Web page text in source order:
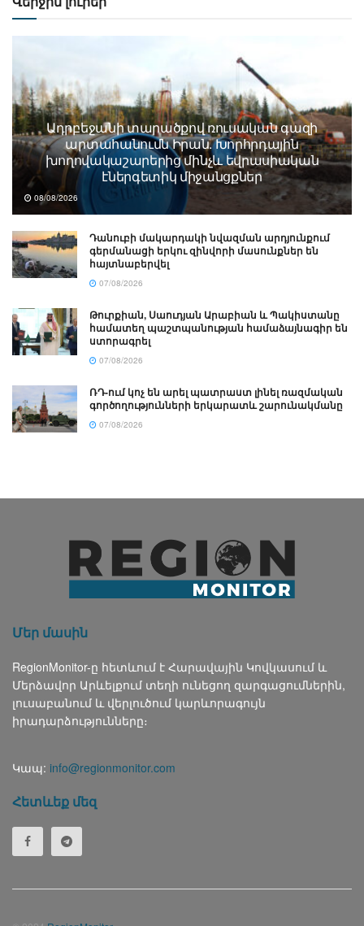
Ադրբեջանի տարածքով ռուսական գազի
արտահանումն Իրան. Խորհրդային
խողովակաշարերից մինչև եվրասիական
էներգետիկ միջանցքներ
08/08/2026
Դանուբի մակարդակի նվազման արդյունքում
գերմանացի երկու զինվորի մասունքներ են
հայտնաբերվել
07/08/2026
Թուրքիան, Սաուդյան Արաբիան և Պակիստանը
համատեղ պաշտպանության համաձայնագիր են
ստորագրել
07/08/2026
ՌԴ-ում կոչ են արել պատրաստ լինել ռազմական
գործողությունների երկարատև շարունակմանը
07/08/2026
Մեր մասին
RegionMonitor-ը հետևում է Հարավային Կովկասում և
Մերձավոր Արևելքում տեղի ունեցող զարգացումներին,
լուսաբանում և վերլուծում կարևորագույն
իրադարձությունները։
Կապ: info@regionmonitor.com
Հետևեք մեզ